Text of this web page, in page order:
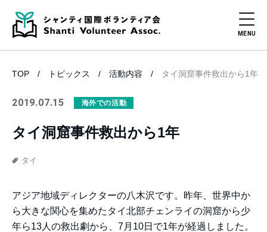
TOP トピックス 活動内容 タイ洞窟事件救出から1年
2019.07.15 海外での活動
タイ洞窟事件救出から1年
タイ
アジア地域ディレクターの八木沢です。昨年、世界中か
ら大きな関心を集めたタイ北部チェンライの洞窟から少
年ら13人の救出劇から、7月10日で1年が経過しました。